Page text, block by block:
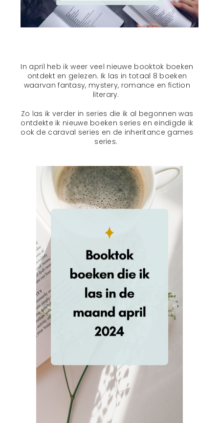
In april heb ik weer veel nieuwe booktok boeken
ontdekt en gelezen. Ik las in totaal 8 boeken
waarvan fantasy, mystery, romance en fiction
literary.
Zo las ik verder in series die ik al begonnen was
ontdekte ik nieuwe boeken series en eindigde ik
ook de caraval series en de inheritance games
series.